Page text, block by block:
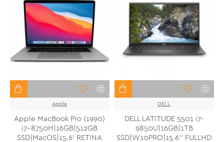
Apple
Apple MacBook Pro (1990)
i7-8750H|16GB|512GB
SSD|MacOS|15.6' RETINA
DELL
DELL LATITUDE 5501 i7-
9850U|16GB|1TB
SSD|W10PRO|15.6'' FULLHD